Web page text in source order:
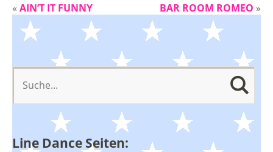
BAR ROOM ROMEO »
« AIN’T IT FUNNY
Line Dance Seiten: